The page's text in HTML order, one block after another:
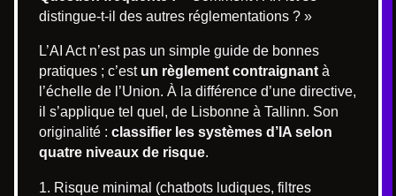
distingue-t-il des autres réglementations ? »
L’AI Act n’est pas un simple guide de bonnes
pratiques ; c’est un règlement contraignant à
l’échelle de l’Union. À la différence d’une directive,
il s’applique tel quel, de Lisbonne à Tallinn. Son
originalité : classifier les systèmes d’IA selon
quatre niveaux de risque.
Risque minimal (chatbots ludiques, filtres